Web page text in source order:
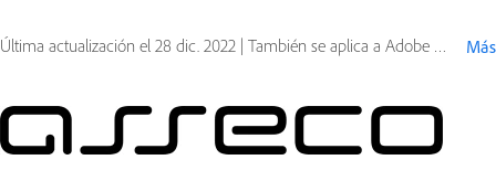
Última actualización el 28 dic. 2022 | También se aplica a Adobe Acrobat Sign, Document Cloud Más